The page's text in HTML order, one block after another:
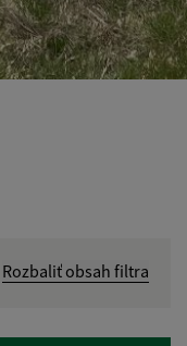
Rozbaliť obsah filtra